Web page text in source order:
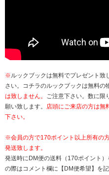
※ルックブックは無料でプレゼント
さい。コチラのルックブックは無料の
は致しません。 ご注意下さい。数に限
願い致します。 店頭にご来店の方は無
下さい。
※会員の方で170ポイント以上所有の
発送致します。
発送時にDM便の送料（170ポイント
の際はコメント欄に【DM便希望】を